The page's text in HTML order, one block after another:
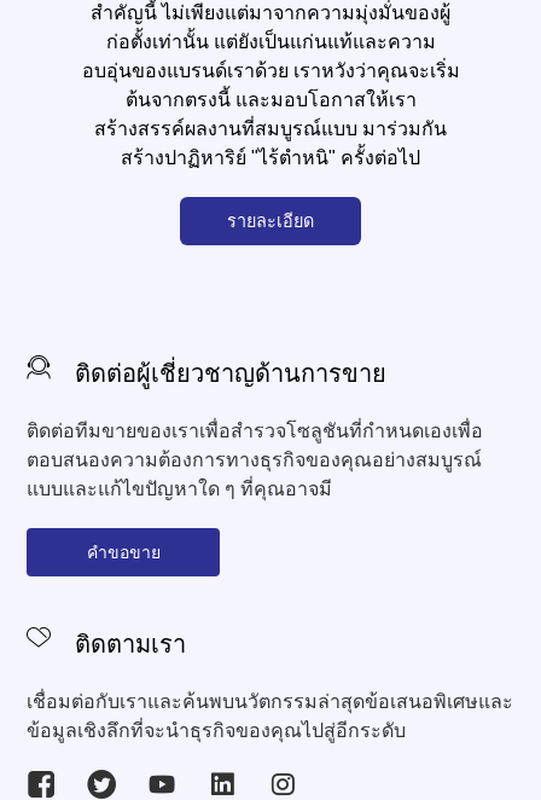
สำคัญนี้ ไม่เพียงแต่มาจากความมุ่งมั่นของผู้
ก่อตั้งเท่านั้น แต่ยังเป็นแก่นแท้และความ
อบอุ่นของแบรนด์เราด้วย เราหวังว่าคุณจะเริ่ม
ต้นจากตรงนี้ และมอบโอกาสให้เรา
สร้างสรรค์ผลงานที่สมบูรณ์แบบ มาร่วมกัน
สร้างปาฏิหาริย์ "ไร้ตำหนิ" ครั้งต่อไป
รายละเอียด
ติดต่อผู้เชี่ยวชาญด้านการขาย
ติดต่อทีมขายของเราเพื่อสำรวจโซลูชันที่กำหนดเองเพื่อ
ตอบสนองความต้องการทางธุรกิจของคุณอย่างสมบูรณ์
แบบและแก้ไขปัญหาใด ๆ ที่คุณอาจมี
คำขอขาย
ติดตามเรา
เชื่อมต่อกับเราและค้นพบนวัตกรรมล่าสุดข้อเสนอพิเศษและ
ข้อมูลเชิงลึกที่จะนำธุรกิจของคุณไปสู่อีกระดับ